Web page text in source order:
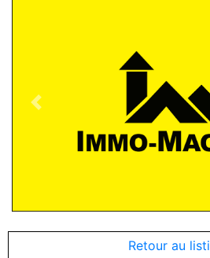
Previous
Retour au